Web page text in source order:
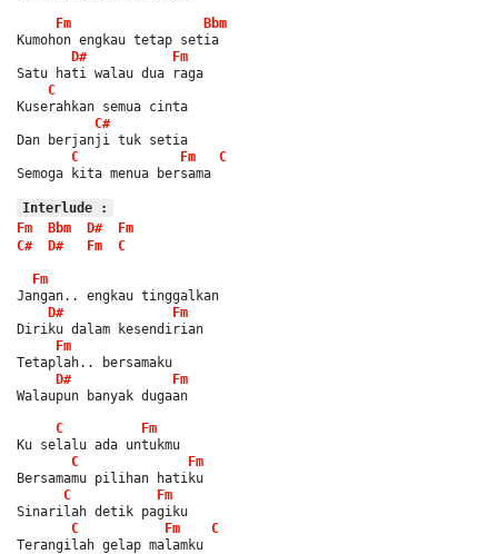
Fm
Bbm
Kumohon engkau tetap setia
D#
Fm
Satu hati walau dua raga
C
Kuserahkan semua cinta
C#
Dan berjanji tuk setia
C
Fm
C
Semoga kita menua bersama
Interlude :
Fm
Bbm D#
Fm
C#
D# Fm C
Fm
Jangan.. engkau tinggalkan
D#
Fm
Diriku dalam kesendirian
Fm
Tetaplah.. bersamaku
D#
Fm
Walaupun banyak dugaan
C
Fm
Ku selalu ada untukmu
C
Fm
Bersamamu pilihan hatiku
C
Fm
Sinarilah detik pagiku
C
Fm
C
Terangilah gelap malamku